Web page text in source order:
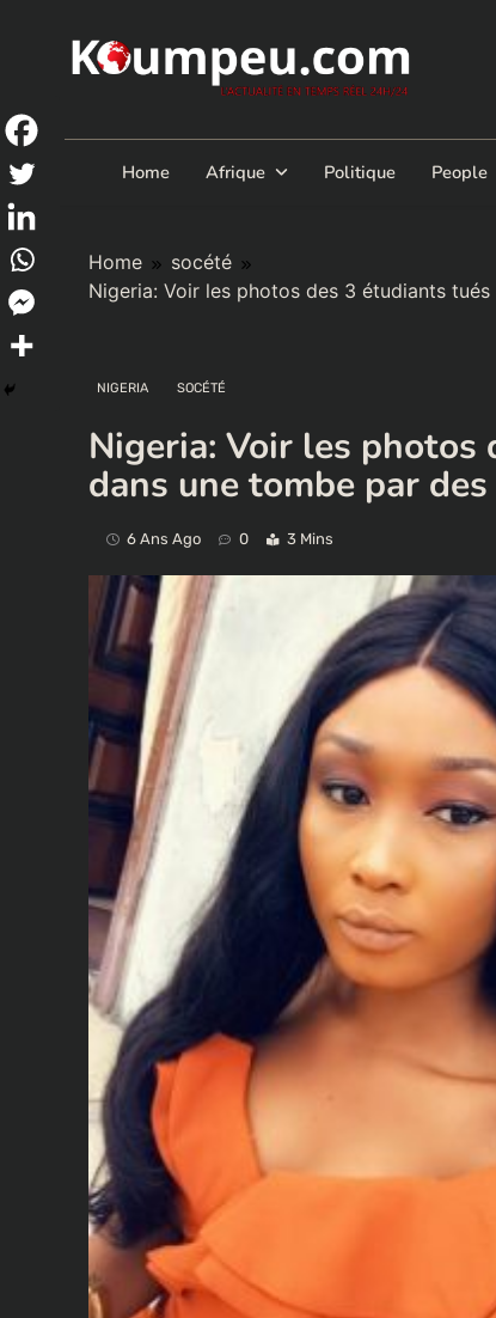
Home Afrique Politique People
Home
socété
Nigeria: Voir les photos des 3 étudiants
NIGERIA SOCÉTÉ
Nigeria: Voir les
dans une tombe par
6 Ans Ago 0 3 Mins